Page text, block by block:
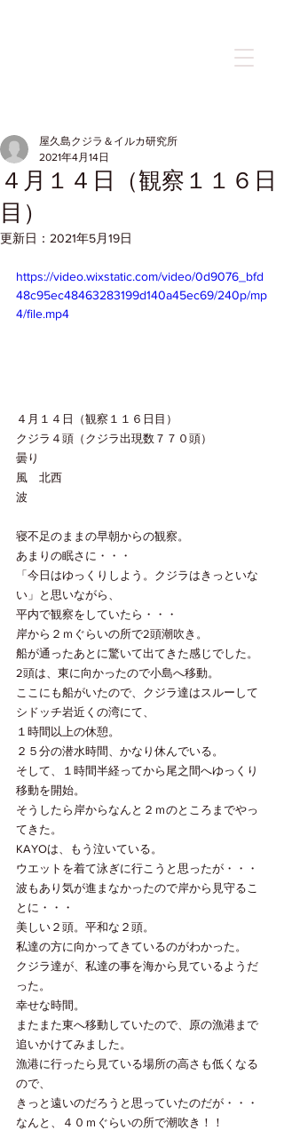
４月１４日（観察１１６日
目）
屋久島クジラ＆イルカ研究所
2021年4月14日
更新日： 2021年5月19日
https://video.wixstatic.com/video/0d9076_bfd
48c95ec48463283199d140a45ec69/240p/mp
4/file.mp4
４月１４日（観察１１６日目）
クジラ４頭（クジラ出現数７７０頭）
曇り
風　北西
波
寝不足のままの早朝からの観察。
あまりの眠さに・・・
「今日はゆっくりしよう。クジラはきっといな
い」と思いながら、
平内で観察をしていたら・・・
岸から２ｍぐらいの所で2頭潮吹き。
船が通ったあとに驚いて出てきた感じでした。
2頭は、東に向かったので小島へ移動。
ここにも船がいたので、クジラ達はスルーして
シドッチ岩近くの湾にて、
１時間以上の休憩。
２５分の潜水時間、かなり休んでいる。
そして、１時間半経ってから尾之間へゆっくり
移動を開始。
そうしたら岸からなんと２ｍのところまでやっ
てきた。
KAYOは、もう泣いている。
ウエットを着て泳ぎに行こうと思ったが・・・
波もあり気が進まなかったので岸から見守るこ
とに・・・
美しい２頭。平和な２頭。
私達の方に向かってきているのがわかった。
クジラ達が、私達の事を海から見ているようだ
った。
幸せな時間。
またまた東へ移動していたので、原の漁港まで
追いかけてみました。
漁港に行ったら見ている場所の高さも低くなる
ので、
きっと遠いのだろうと思っていたのだが・・・
なんと、４０ｍぐらいの所で潮吹き！！